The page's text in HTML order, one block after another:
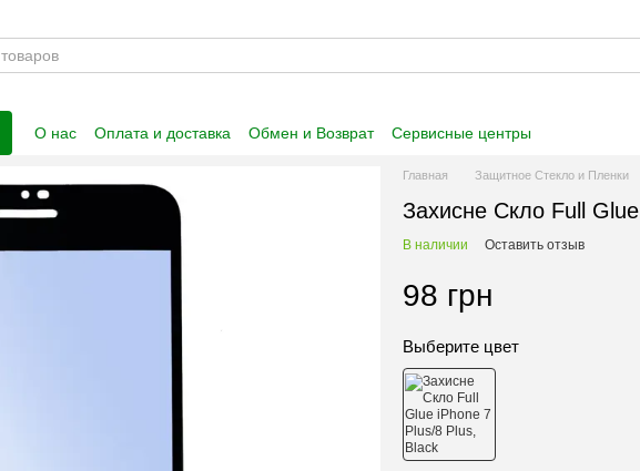
О нас Оплата и доставка Обмен и Возврат
Сервисные центры
Главная Защитное Стекло и Пленки
Захисне Скло Full
В наличии Оставить отзыв
98 грн
Выберите цвет